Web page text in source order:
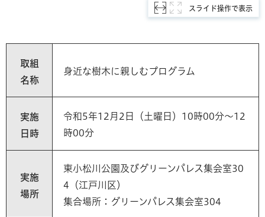
スライド操作で表示
取組
名称
身近な樹木に親しむプログラム
実施
日時
令和5年12月2日（土曜日）10時00分～12
時00分
実施
場所
東小松川公園及びグリーンパレス集会室30
4（江戸川区）
集合場所：グリーンパレス集会室304